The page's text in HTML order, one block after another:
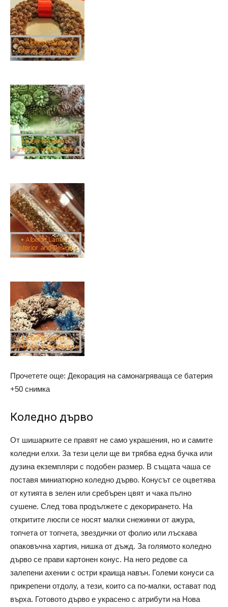
Прочетете още: Декорация на самонагряваща се батерия
+50 снимка
Коледно дърво
От шишарките се правят не само украшения, но и самите
коледни елхи. За тези цели ще ви трябва една бучка или
дузина екземпляри с подобен размер. В същата чаша се
поставя миниатюрно коледно дърво. Конусът се оцветява
от кутията в зелен или сребърен цвят и чака пълно
сушене. След това продължете с декорирането. На
откритите люспи се носят малки снежинки от ажура,
топчета от топчета, звездички от фолио или лъскава
опаковъчна хартия, нишка от дъжд. За голямото коледно
дърво се прави картонен конус. На него редове са
залепени ахении с остри краища навън. Големи конуси са
прикрепени отдолу, а тези, които са по-малки, остават под
върха. Готовото дърво е украсено с атрибути на Нова